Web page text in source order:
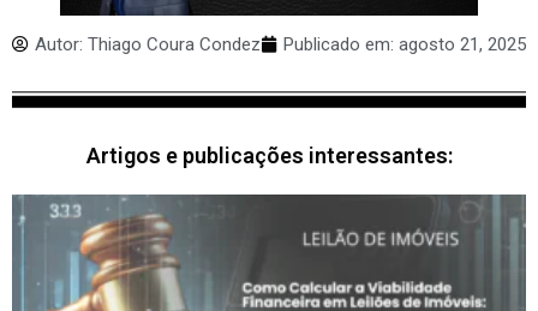
Autor: Thiago Coura Condez Publicado em: agosto 21, 2025
Artigos e publicações interessantes: